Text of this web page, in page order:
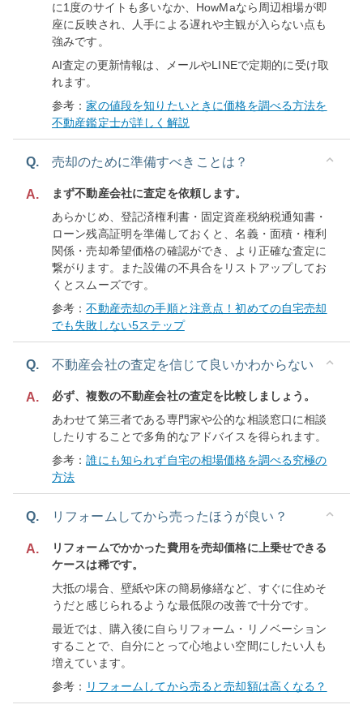
に1度のサイトも多いなか、HowMaなら周辺相場が即
座に反映され、人手による遅れや主観が入らない点も
強みです。
AI査定の更新情報は、メールやLINEで定期的に受け取
れます。
参考：家の値段を知りたいときに価格を調べる方法を
不動産鑑定士が詳しく解説
Q. 売却のために準備すべきことは？
A.
まず不動産会社に査定を依頼します。
あらかじめ、登記済権利書・固定資産税納税通知書・
ローン残高証明を準備しておくと、名義・面積・権利
関係・売却希望価格の確認ができ、より正確な査定に
繋がります。また設備の不具合をリストアップしてお
くとスムーズです。
参考：不動産売却の手順と注意点！初めての自宅売却
でも失敗しない5ステップ
Q. 不動産会社の査定を信じて良いかわからない
A.
必ず、複数の不動産会社の査定を比較しましょう。
あわせて第三者である専門家や公的な相談窓口に相談
したりすることで多角的なアドバイスを得られます。
参考：誰にも知られず自宅の相場価格を調べる究極の
方法
Q. リフォームしてから売ったほうが良い？
A.
リフォームでかかった費用を売却価格に上乗せできる
ケースは稀です。
大抵の場合、壁紙や床の簡易修繕など、すぐに住めそ
うだと感じられるような最低限の改善で十分です。
最近では、購入後に自らリフォーム・リノベーション
することで、自分にとって心地よい空間にしたい人も
増えています。
参考： リフォームしてから売ると売却額は高くなる？